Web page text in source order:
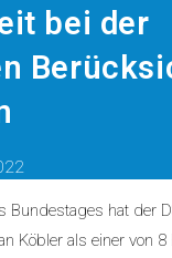
bei der
Bundestages hat der
Köbler als einer von